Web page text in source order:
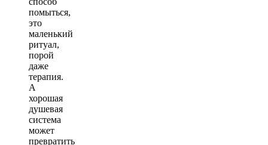
помыться,
это
маленький
ритуал,
порой
даже
терапия.
А
хорошая
душевая
система
может
превратить